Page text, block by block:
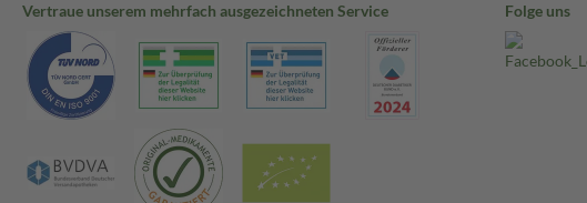
Vertraue unserem mehrfach ausgezeichneten Service Folge uns